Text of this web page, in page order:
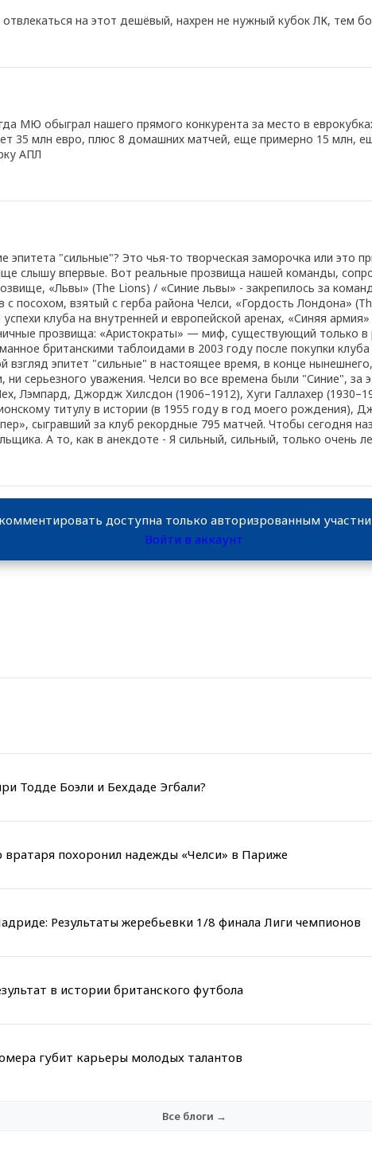
Тодде Боэли и Бехдаде Эгбали?
похоронил надежды «Челси» в Париже
Результаты жеребьевки 1/8 финала Лиги чемпионов
в истории британского футбола
губит карьеры молодых талантов
Все блоги →
на этот дешёвый, нахрен не нужный кубок ЛК, тем
МЮ обыграл нашего прямого конкурента за место в
35 млн евро, плюс 8 домашних матчей, еще примерно 15 млн,
АПЛ
"сильные"? Это чья-то творческая заморочка или это
слышу впервые. Вот реальные прозвища нашей команды,
«Львы» (The Lions) / «Синие львы» - закрепилось за
с посохом, взятый с герба района Челси, «Гордость Лондона»
клуба на внутренней и европейской аренах, «Синяя
прозвища: «Аристократы» — миф, существующий только в
британскими таблоидами в 2003 году после покупки
взгляд эпитет "сильные" в настоящее время, в конце
ни серьезного уважения. Челси во все времена были "Синие",
Лэмпард, Джордж Хилсдон (1906–1912), Хуги Галлахер
титулу в истории (в 1955 году в год моего рождения),
сыгравший за клуб рекордные 795 матчей. Чтобы сегодня
А то, как в анекдоте - Я сильный, сильный, только очень
доступна только авторизрованным
Войти в аккаунт